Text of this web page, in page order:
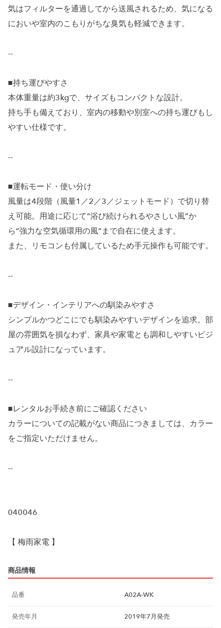
気はフィルターを通過してから送風されるため、気になる
においや室内のこもりがちな臭気も軽減できます。
--
■持ち運びやすさ
本体重量は約3kgで、サイズもコンパクトな設計。
持ち手も備えており、室内の移動や別室への持ち運びもし
やすい仕様です。
--
■運転モード・使い分け
風量は4段階（風量1／2／3／ジェットモード）で切り替
え可能。用途に応じて“浴び続けられるやさしい風”か
ら“強力な空気循環用の風”まで自在に使えます。
また、リモコンも付属しているため手元操作も可能です。
--
■デザイン・インテリアへの馴染みやすさ
シンプルかつどこにでも馴染みやすいデザインを追求。部
屋の雰囲気を損なわず、家具や家電とも調和しやすいビジ
ュアル設計になっています。
--
■レンタルお手続き前にご確認ください
カラーについての記載がない商品につきましては、カラー
をご指定いただけません。
--
040046
【 梅雨家電 】
商品情報
品番 A02A-WK
発売年月 2019年7月発売